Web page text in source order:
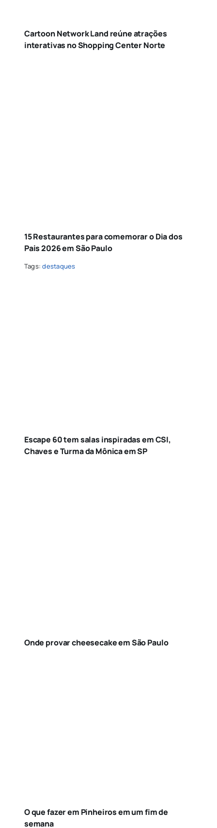
Cartoon Network Land reúne atrações
interativas no Shopping Center Norte
15 Restaurantes para comemorar o Dia dos
Pais 2026 em São Paulo
Tags:destaques
Escape 60 tem salas inspiradas em CSI,
Chaves e Turma da Mônica em SP
Onde provar cheesecake em São Paulo
O que fazer em Pinheiros em um fim de
semana